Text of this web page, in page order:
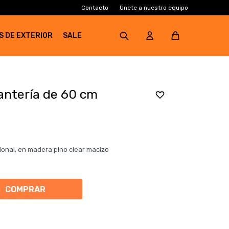
DE EXTERIOR SALE
Contacto Únete a nuestro equipo
de 60 cm
en madera pino clear macizo
COMPRAR